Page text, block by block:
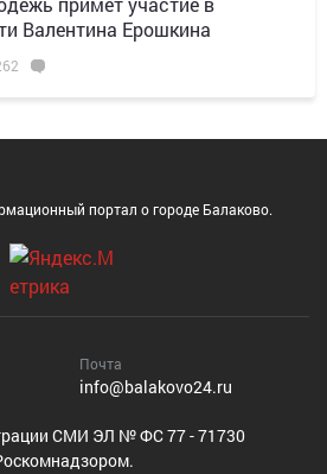
Валентина Ерошкина
портал о городе Балаково.
Почта
info@balakovo24.ru
СМИ ЭЛ № ФС 77 - 71730